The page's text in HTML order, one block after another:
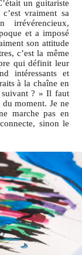
un guitariste
vraiment sa
irrévérencieux,
et a imposé
son attitude
c’est la même
qui définit leur
intéressants et
à la chaîne en
? » Il faut
moment. Je ne
marche pas en
sinon le